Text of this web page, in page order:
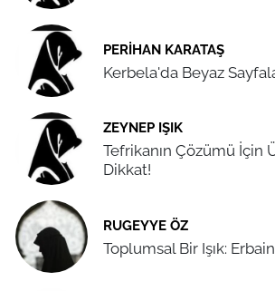
PERIHAN KARATAŞ
Kerbela'da Beyaz
ZEYNEP IŞIK
Tefrikanın Çözümü İçin
Dikkat!
RUGEYYE ÖZ
Toplumsal Bir Işık: Erbain